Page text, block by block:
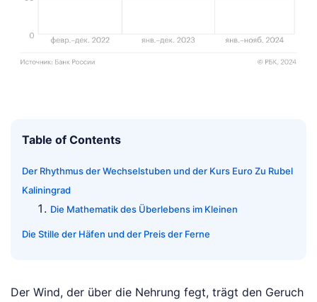
Table of Contents
Der Rhythmus der Wechselstuben und der Kurs Euro Zu Rubel
Kaliningrad
Die Mathematik des Überlebens im Kleinen
Die Stille der Häfen und der Preis der Ferne
Der Wind, der über die Nehrung fegt, trägt den Geruch